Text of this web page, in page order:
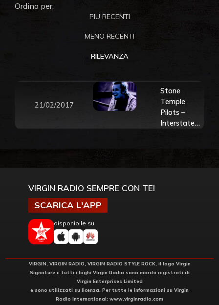
Ordina per:
PIU RECENTI
MENO RECENTI
RILEVANZA
21/02/2017
Stone
Temple
Pilots –
Interstate
VIRGIN RADIO SEMPRE CON TE!
SCARICA L'APP
disponibile su
VIRGIN, VIRGIN RADIO, VIRGIN RADIO STYLE ROCK, il logo Virgin
Signature e tutti i loghi Virgin Radio sono marchi registrati di
Virgin Enterprises Limited
e sono utilizzati su licenza. Per tutte le informazioni su Virgin
Radio International: www.virginradio.com